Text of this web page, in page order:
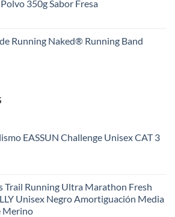
350g Sabor Fresa
Running Naked® Running Band
EASSUN Challenge Unisex CAT 3
Trail Running Ultra Marathon Fresh
Unisex Negro Amortiguación Media
Merino